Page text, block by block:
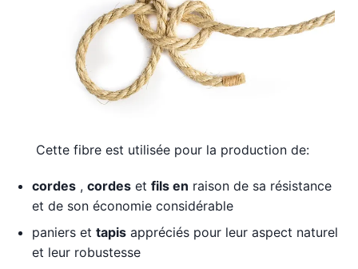
Cette fibre est utilisée pour la production de:
cordes , cordes et fils en raison de sa résistance
et de son économie considérable
paniers et tapis appréciés pour leur aspect naturel
et leur robustesse